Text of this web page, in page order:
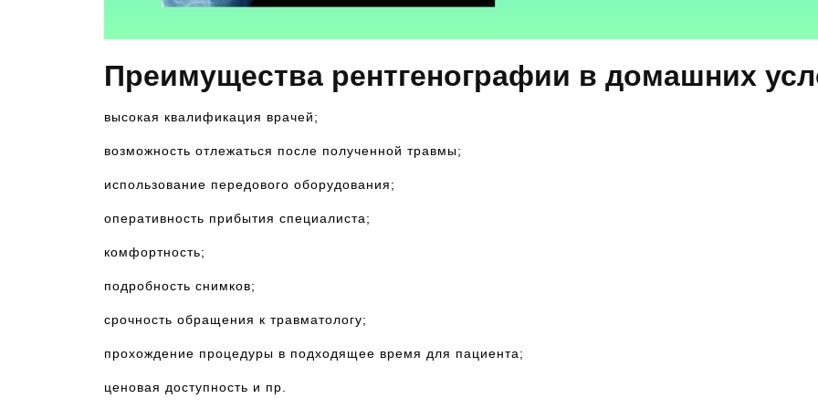
Преимущества рентгенографии в домашних
высокая квалификация врачей;
возможность отлежаться после полученной травмы;
использование передового оборудования;
оперативность прибытия специалиста;
комфортность;
подробность снимков;
срочность обращения к травматологу;
прохождение процедуры в подходящее время для пациента;
ценовая доступность и пр.